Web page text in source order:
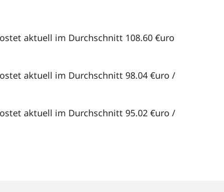
aktuell im Durchschnitt 108.60 €uro
aktuell im Durchschnitt 98.04 €uro /
aktuell im Durchschnitt 95.02 €uro /